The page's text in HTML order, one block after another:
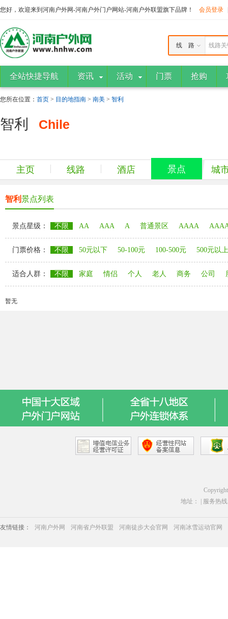
您好，欢迎来到河南户外网-河南户外门户网站-河南户外联盟旗下品牌！ 会员登录
线路
线 路
全站快捷导航 资讯 活动 门票 抢购
您所在位置： 首页 > 目的地指南 > 南美 > 智利
智利 Chile
主页 线路 酒店 景点 城
智利景点列表
景点星级： 不限 AA AAA A 普通景区 AAAA
门票价格： 不限 50元以下 50-100元 100-500元 500元以上
适合人群： 不限 家庭 情侣 个人 老人 商务 公司
暂无
地址： | 服务热线
友情链接： 河南户外网 河南省户外联盟 河南徒步大会官网 河南冰雪运动官网